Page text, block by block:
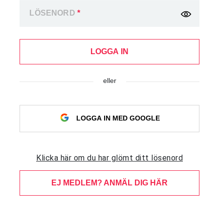
LÖSENORD *
LOGGA IN
eller
LOGGA IN MED GOOGLE
Klicka här om du har glömt ditt lösenord
EJ MEDLEM? ANMÄL DIG HÄR